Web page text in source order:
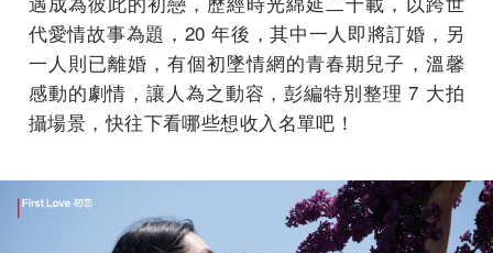
代愛情故事為題，20 年後，其中一人即將訂婚，另
一人則已離婚，有個初墜情網的青春期兒子，溫馨
感動的劇情，讓人為之動容，彭編特別整理 7 大拍
攝場景，快往下看哪些想收入名單吧！